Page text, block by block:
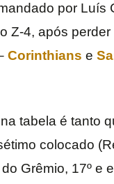
por Luís
Z-4, após perder
Corinthians e
tabela é tanto
colocado
Grêmio, 17º e